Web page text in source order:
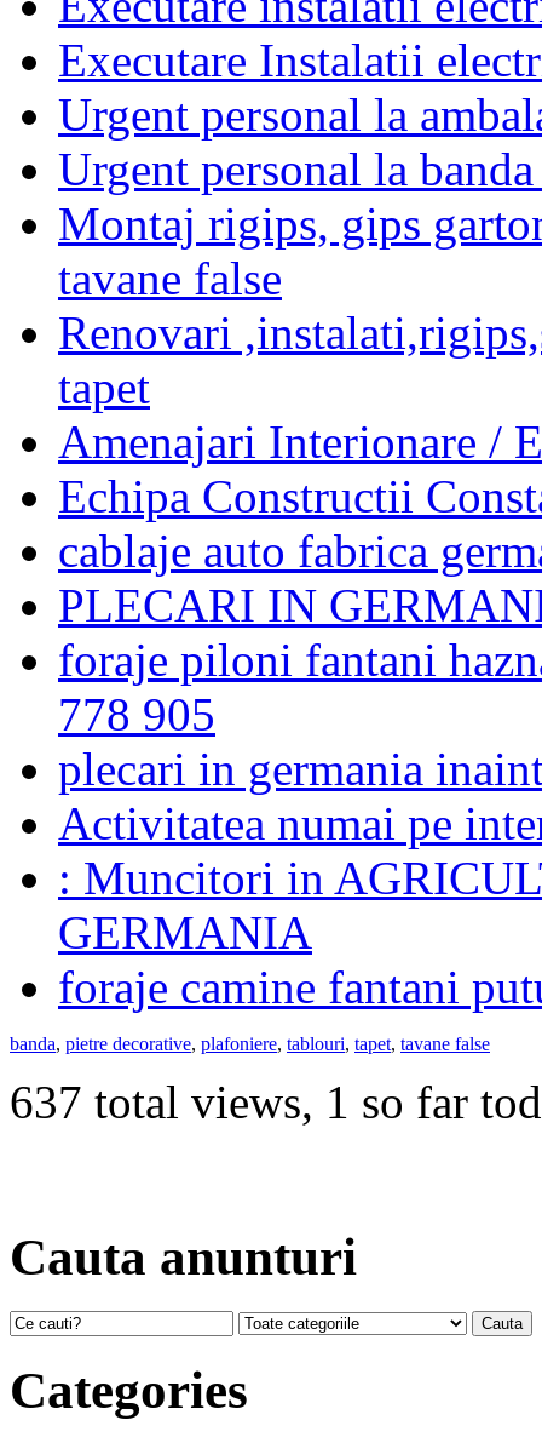
Executare Instalatii
Urgent personal la
Urgent personal la
Montaj rigips, gips
tavane false
Renovari
tapet
Amenajari Interionare /
Echipa Constructii
cablaje auto fabrica
PLECARI IN
foraje piloni fantani
778 905
plecari in germania
Activitatea numai pe
: Muncitori in
GERMANIA
foraje camine fantani
banda, pietre decorative, plafoniere, tablouri, tapet, tavane false
637 total views, 1 so far
Cauta anunturi
Categories